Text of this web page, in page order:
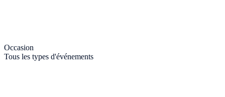
Occasion
Tous les types d'événements